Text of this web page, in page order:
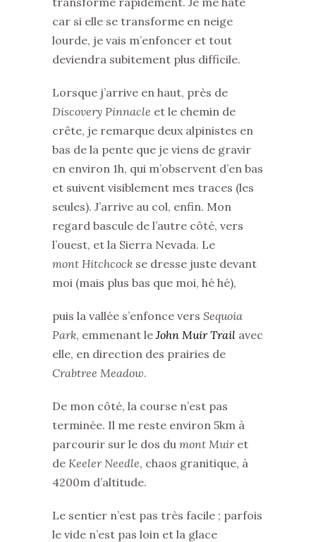
car si elle se transforme en neige
lourde, je vais m’enfoncer et tout
deviendra subitement plus difficile.
Lorsque j’arrive en haut, près de
Discovery Pinnacle et le chemin de
crête, je remarque deux alpinistes en
bas de la pente que je viens de gravir
en environ 1h, qui m’observent d’en bas
et suivent visiblement mes traces (les
seules). J’arrive au col, enfin. Mon
regard bascule de l’autre côté, vers
l’ouest, et la Sierra Nevada. Le
mont Hitchcock se dresse juste devant
moi (mais plus bas que moi, hé hé),
puis la vallée s’enfonce vers Sequoia
Park, emmenant le John Muir Trail avec
elle, en direction des prairies de
Crabtree Meadow.
De mon côté, la course n’est pas
terminée. Il me reste environ 5km à
parcourir sur le dos du mont Muiret
de Keeler Needle, chaos granitique, à
4200m d’altitude.
Le sentier n’est pas très facile ; parfois
le vide n’est pas loin et la glace